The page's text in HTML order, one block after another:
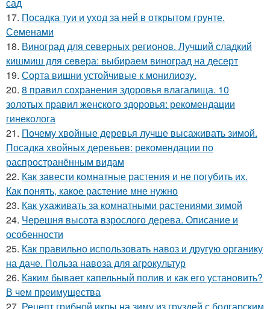
17. Посадка туи и уход за ней в открытом грунте.
Семенами
18. Виноград для северных регионов. Лучший сладкий
кишмиш для севера: выбираем виноград на десерт
19. Сорта вишни устойчивые к монилиозу.
20. 8 правил сохранения здоровья влагалища. 10
золотых правил женского здоровья: рекомендации
гинеколога
21. Почему хвойные деревья лучше высаживать зимой.
Посадка хвойных деревьев: рекомендации по
распространённым видам
22. Как завести комнатные растения и не погубить их.
Как понять, какое растение мне нужно
23. Как ухаживать за комнатными растениями зимой
24. Черешня высота взрослого дерева. Описание и
особенности
25. Как правильно использовать навоз и другую органику
на даче. Польза навоза для агрокультур
26. Каким бывает капельный полив и как его установить?
В чем преимущества